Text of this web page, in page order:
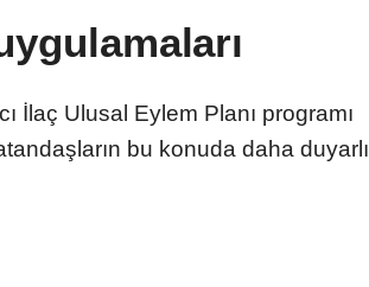
İlaç Ulusal Eylem Planı programı
bu konuda daha duyarlı